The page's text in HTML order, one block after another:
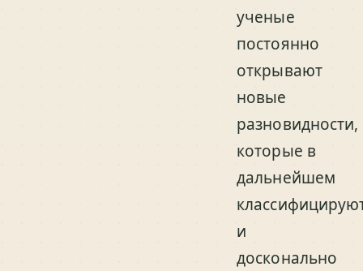
ученые
постоянно
открывают
новые
разновидности,
которые в
дальнейшем
и
досконально